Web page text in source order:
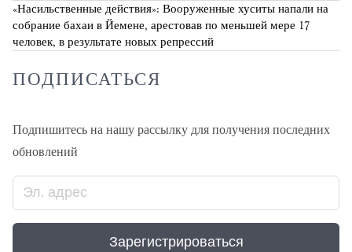
«Насильственные действия»: Вооруженные хуситы напали на
собрание бахаи в Йемене, арестовав по меньшей мере 17
человек, в результате новых репрессий
ПОДПИСАТЬСЯ
Подпишитесь на нашу рассылку для получения последних
обновлений
Зарегистрироваться